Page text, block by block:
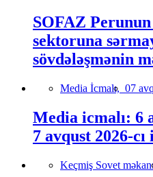
SOFAZ
sektoruna
sövdələşmənin
Media İcmalı, 07
Media icmalı: 6
7 avqust 2026-
Keçmiş Sovet